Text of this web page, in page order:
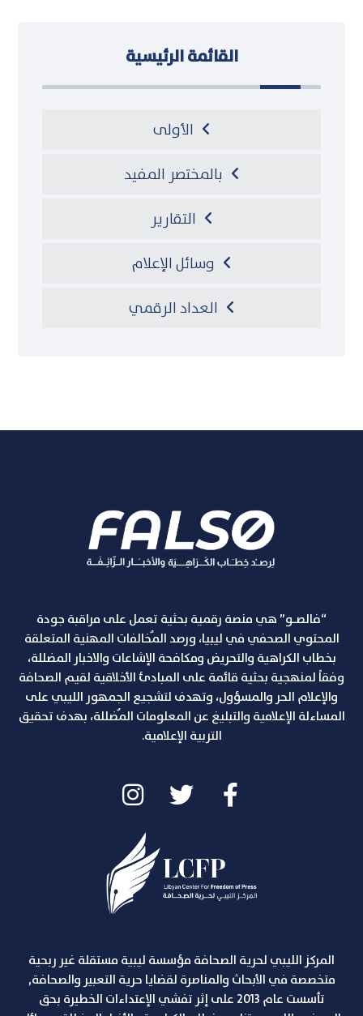
القائمة الرئيسية
الأولى
بالمختصر المفيد
التقارير
وسائل الإعلام
العداد الرقمي
“فالصـو” هي منصة رقمية بحثية تعمل على مراقبة جودة
المحتوي الصحفي في ليبيا، ورصد المٌخالفات المهنية المتعلقة
بخطاب الكراهية والتحريض ومكافحة الإشاعات والاخبار المضللة،
وفقاً لمنهجية بحثية قائمة على المبادئ الأخلاقية لقيم الصحافة
والإعلام الحر والمسؤول، وتهدف لتشجيع الجمهور الليبي على
المساءلة الإعلامية والتبليغ عن المعلومات المٌضللة، بهدف تحقيق
التربية الإعلامية.
المركز الليبي لحرية الصحافة مؤسسة ليبية مستقلة غير ربحية
متخصصة في الأبحاث والمناصرة لقضايا حرية التعبير والصحافة,
تأسست عام 2013 على إثر تفشي الإعتداءات الخطيرة بحق